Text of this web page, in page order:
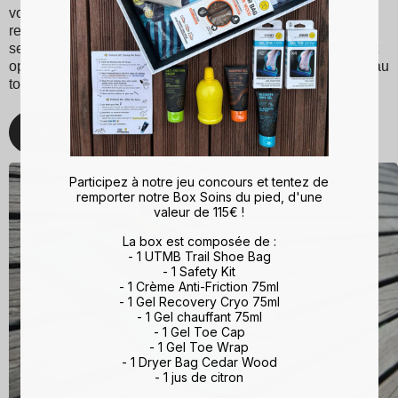
vous soyez un sportif passionné ou simplement à la
recherche d'un meilleur maintien du pied, choisissez les
semelles Sidas pour une expérience de marche et de sport
optimisée. Avec Sidas, prenez soin de vos pieds et restez au
top de votre forme, quelle que soit l'activité !
Découvrez
Participez à notre jeu concours et tentez de
remporter notre Box Soins du pied, d'une
valeur de 115€ !
La box est composée de :
- 1 UTMB Trail Shoe Bag
- 1 Safety Kit
- 1 Crème Anti-Friction 75ml
- 1 Gel Recovery Cryo 75ml
- 1 Gel chauffant 75ml
- 1 Gel Toe Cap
- 1 Gel Toe Wrap
- 1 Dryer Bag Cedar Wood
- 1 jus de citron